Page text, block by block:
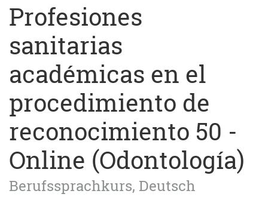
Profesiones
sanitarias
académicas en el
procedimiento de
reconocimiento 50 -
Online (Odontología)
Berufssprachkurs, Deutsch